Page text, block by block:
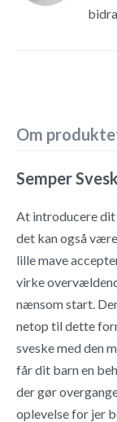
Om
Semper
At introducere
det kan også
lille mave
virke
nænsom start.
netop til dette
sveske med den
får dit barn en
der gør
oplevelse for jer